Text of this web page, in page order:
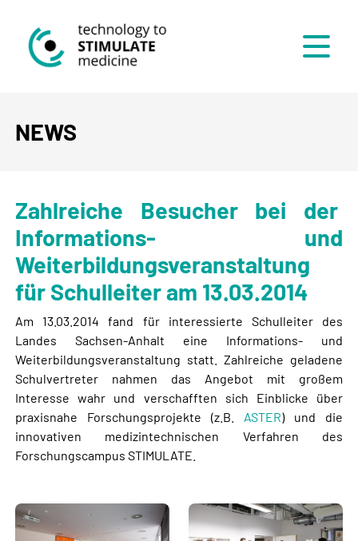
Menü
NEWS
Zahlreiche Besucher bei der
Informations- und
Weiterbildungsveranstaltung
für Schulleiter am 13.03.2014
Am 13.03.2014 fand für interessierte Schulleiter des
Landes Sachsen-Anhalt eine Informations- und
Weiterbildungsveranstaltung statt. Zahlreiche geladene
Schulvertreter nahmen das Angebot mit großem
Interesse wahr und verschafften sich Einblicke über
praxisnahe Forschungsprojekte (z.B. ASTER) und die
innovativen medizintechnischen Verfahren des
Forschungscampus STIMULATE.